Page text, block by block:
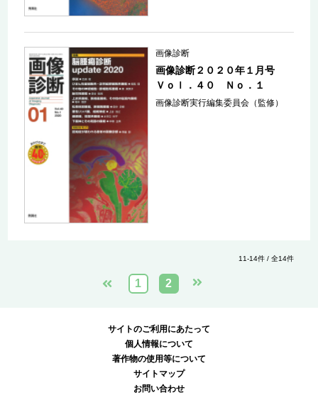
画像診断
画像診断２０２０年１月号
Ｖｏｌ．４０ Ｎｏ．１
画像診断実行編集委員会（監修）
11-14件 / 全14件
1 2
サイトのご利用にあたって
個人情報について
著作物の使用等について
サイトマップ
お問い合わせ